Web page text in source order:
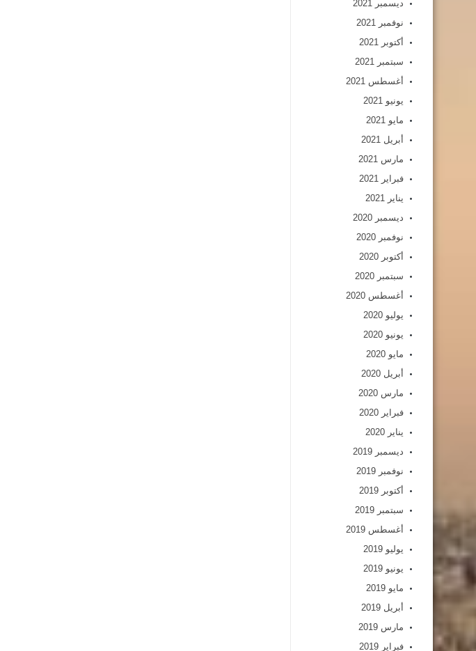
ديسمبر 2021
نوفمبر 2021
أكتوبر 2021
سبتمبر 2021
أغسطس 2021
يونيو 2021
مايو 2021
أبريل 2021
مارس 2021
فبراير 2021
يناير 2021
ديسمبر 2020
نوفمبر 2020
أكتوبر 2020
سبتمبر 2020
أغسطس 2020
يوليو 2020
يونيو 2020
مايو 2020
أبريل 2020
مارس 2020
فبراير 2020
يناير 2020
ديسمبر 2019
نوفمبر 2019
أكتوبر 2019
سبتمبر 2019
أغسطس 2019
يوليو 2019
يونيو 2019
مايو 2019
أبريل 2019
مارس 2019
فبراير 2019